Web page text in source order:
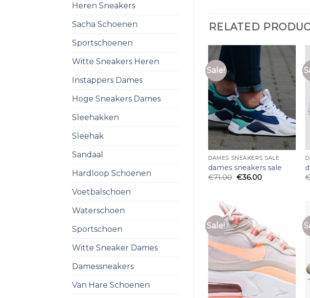
Heren Sneakers
Sacha Schoenen
Sportschoenen
Witte Sneakers Heren
Instappers Dames
Hoge Sneakers Dames
Sleehakken
Sleehak
Sandaal
Hardloop Schoenen
Voetbalschoen
Waterschoen
Sportschoen
Witte Sneaker Dames
Damessneakers
Van Hare Schoenen
RELATED
Sale!
DAMES SNEAKERS SALE
dames sneakers sale
€71.00 €36.00
Sale!